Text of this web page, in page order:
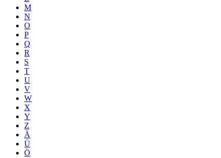
M
N
O
P
Q
R
S
T
U
V
W
X
Y
Z
Ä
Ü
Ö